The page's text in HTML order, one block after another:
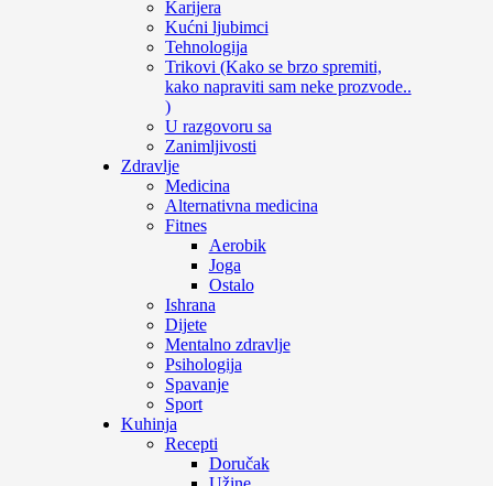
Karijera
Kućni ljubimci
Tehnologija
Trikovi (Kako se brzo spremiti,
kako napraviti sam neke prozvode..
)
U razgovoru sa
Zanimljivosti
Zdravlje
Medicina
Alternativna medicina
Fitnes
Aerobik
Joga
Ostalo
Ishrana
Dijete
Mentalno zdravlje
Psihologija
Spavanje
Sport
Kuhinja
Recepti
Doručak